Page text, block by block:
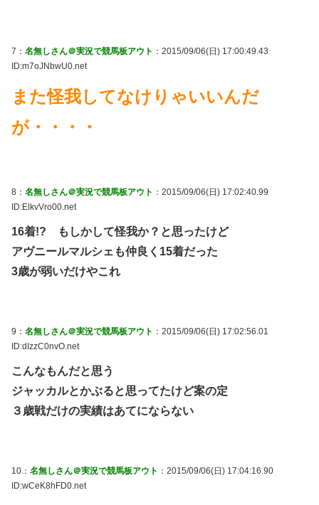
7： 名無しさん＠実況で競馬板アウト ：2015/09/06(日) 17:00:49.43
ID:m7oJNbwU0.net
また怪我してなけりゃいいんだ
が・・・・
8： 名無しさん＠実況で競馬板アウト ：2015/09/06(日) 17:02:40.99
ID:ElkvVro00.net
16着!? もしかして怪我か？と思ったけど
アヴニールマルシェも仲良く15着だった
3歳が弱いだけやこれ
9： 名無しさん＠実況で競馬板アウト ：2015/09/06(日) 17:02:56.01
ID:dIzzC0nvO.net
こんなもんだと思う
ジャッカルとかぶると思ってたけど案の定
３歳戦だけの実績はあてにならない
10： 名無しさん＠実況で競馬板アウト ：2015/09/06(日) 17:04:16.90
ID:wCeK8hFD0.net